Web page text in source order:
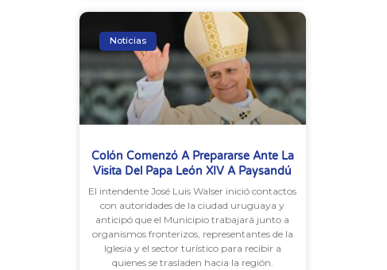
Noticias
Colón Comenzó A Prepararse Ante La
Visita Del Papa León XIV A Paysandú
El intendente José Luis Walser inició contactos
con autoridades de la ciudad uruguaya y
anticipó que el Municipio trabajará junto a
organismos fronterizos, representantes de la
Iglesia y el sector turístico para recibir a
quienes se trasladen hacia la región.